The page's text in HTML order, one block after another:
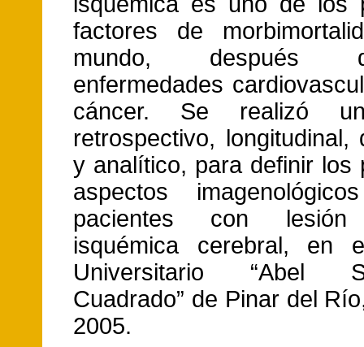
factores de
mundo,
enfermedades
cáncer. Se realizó
retrospectivo, longitudinal,
y analítico, para definir los
aspectos
pacientes con lesión
isquémica cerebral, en
Universitario “Abel
Cuadrado” de Pinar del
2005.